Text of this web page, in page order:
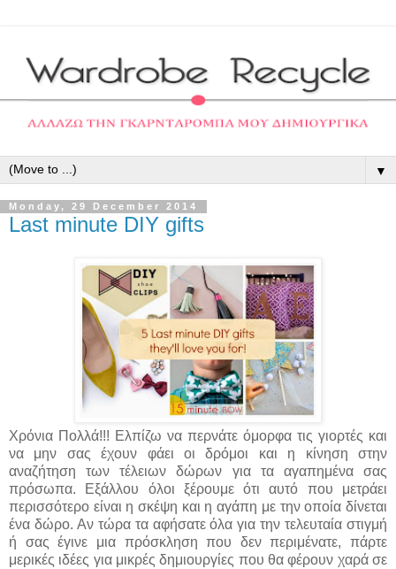
▼
Monday, 29 December 2014
Last minute DIY gifts
Χρόνια Πολλά!!! Ελπίζω να περνάτε όμορφα τις γιορτές και
να μην σας έχουν φάει οι δρόμοι και η κίνηση στην
αναζήτηση των τέλειων δώρων για τα αγαπημένα σας
πρόσωπα. Εξάλλου όλοι ξέρουμε ότι αυτό που μετράει
περισσότερο είναι η σκέψη και η αγάπη με την οποία δίνεται
ένα δώρο. Αν τώρα τα αφήσατε όλα για την τελευταία στιγμή
ή σας έγινε μια πρόσκληση που δεν περιμένατε, πάρτε
μερικές ιδέες για μικρές δημιουργίες που θα φέρουν χαρά σε